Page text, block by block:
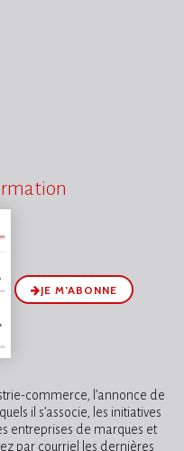
JE M’ABONNE
commerce, l’annonce de
il s’associe, les initiatives
entreprises de marques et
par courriel les dernières